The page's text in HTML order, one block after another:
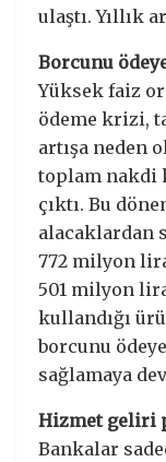
ulaştı. Yıllık
Borcunu
Yüksek faiz
ödeme krizi,
artışa neden
toplam nakdi
çıktı. Bu
alacaklardan
772 milyon
501 milyon
kullandığı
borcunu
sağlamaya
Hizmet geliri
Bankalar